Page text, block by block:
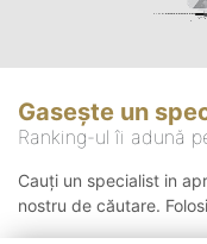
Gasește un
Ranking-ul îi adună
Cauți un specialist in
nostru de căutare.